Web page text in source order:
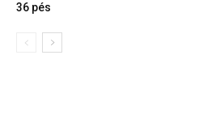
36 pés